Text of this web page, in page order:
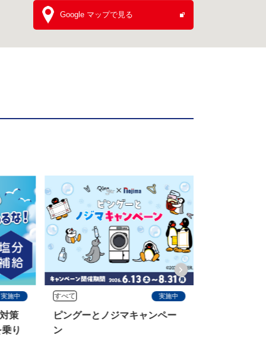
Google マップで見る
実施中
策
り
すべて 実施中
ピングーとノジマキャンペー
ン